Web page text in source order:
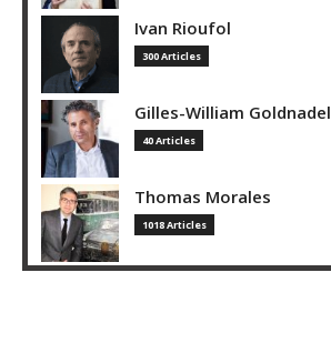
Ivan Rioufol
300 Articles
Gilles-William Goldnadel
40 Articles
Thomas Morales
1018 Articles